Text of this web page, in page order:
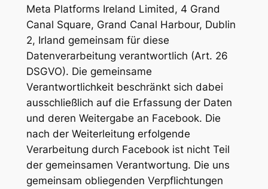
Meta Platforms Ireland Limited, 4 Grand
Canal Square, Grand Canal Harbour, Dublin
2, Irland gemeinsam für diese
Datenverarbeitung verantwortlich (Art. 26
DSGVO). Die gemeinsame
Verantwortlichkeit beschränkt sich dabei
ausschließlich auf die Erfassung der Daten
und deren Weitergabe an Facebook. Die
nach der Weiterleitung erfolgende
Verarbeitung durch Facebook ist nicht Teil
der gemeinsamen Verantwortung. Die uns
gemeinsam obliegenden Verpflichtungen